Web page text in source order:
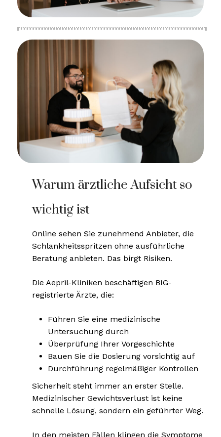
Warum ärztliche Aufsicht so
wichtig ist
Online sehen Sie zunehmend Anbieter, die
Schlankheitsspritzen ohne ausführliche
Beratung anbieten. Das birgt Risiken.
Die Aepril-Kliniken beschäftigen BIG-
registrierte Ärzte, die:
Führen Sie eine medizinische
Untersuchung durch
Überprüfung Ihrer Vorgeschichte
Bauen Sie die Dosierung vorsichtig auf
Durchführung regelmäßiger Kontrollen
Sicherheit steht immer an erster Stelle.
Medizinischer Gewichtsverlust ist keine
schnelle Lösung, sondern ein geführter Weg.
In den meisten Fällen klingen die Symptome